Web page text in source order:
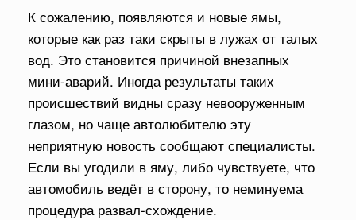
К сожалению, появляются и новые ямы,
которые как раз таки скрыты в лужах от талых
вод. Это становится причиной внезапных
мини-аварий. Иногда результаты таких
происшествий видны сразу невооруженным
глазом, но чаще автолюбителю эту
неприятную новость сообщают специалисты.
Если вы угодили в яму, либо чувствуете, что
автомобиль ведёт в сторону, то неминуема
процедура развал-схождение.